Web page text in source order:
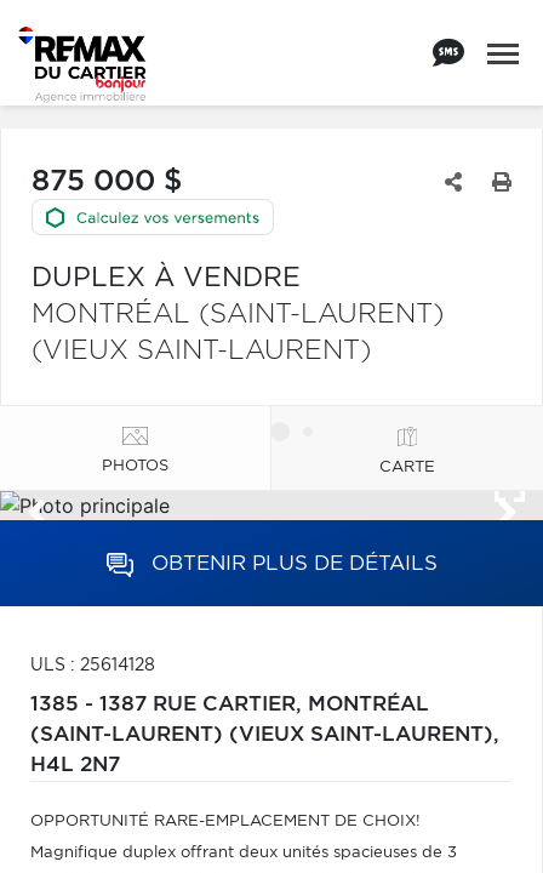
875 000 $
DUPLEX À VENDRE
MONTRÉAL (SAINT-LAURENT)
(VIEUX SAINT-LAURENT)
PHOTOS CARTE
OBTENIR PLUS DE DÉTAILS
ULS : 25614128
1385 - 1387 RUE CARTIER, MONTRÉAL
(SAINT-LAURENT) (VIEUX SAINT-LAURENT),
H4L 2N7
OPPORTUNITÉ RARE-EMPLACEMENT DE CHOIX!
Magnifique duplex offrant deux unités spacieuses de 3